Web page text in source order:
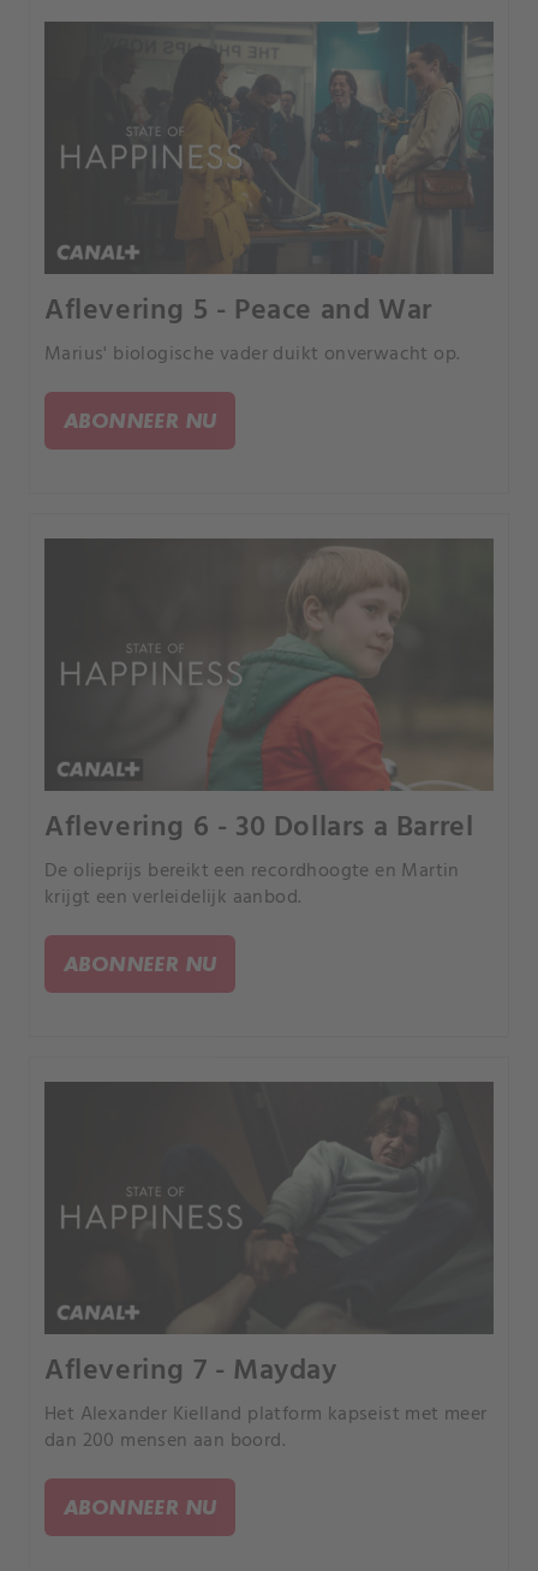
Aflevering 5 - Peace and War
Marius' biologische vader duikt onverwacht op.
ABONNEER NU
Aflevering 6 - 30 Dollars a Barrel
De olieprijs bereikt een recordhoogte en Martin
krijgt een verleidelijk aanbod.
ABONNEER NU
Aflevering 7 - Mayday
Het Alexander Kielland platform kapseist met meer
dan 200 mensen aan boord.
ABONNEER NU